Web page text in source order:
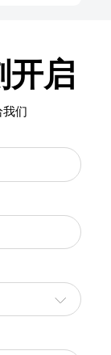
开启
们